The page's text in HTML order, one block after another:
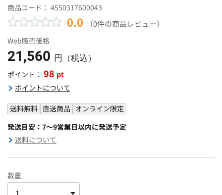
商品コード： 4550317600043
0.0 （0件の商品レビュー）
Web販売価格
21,560 円（税込）
ポイント： 98 pt
ポイントについて
送料無料 直送商品 オンライン限定
発送目安：7～9営業日以内に発送予定
送料について
数量